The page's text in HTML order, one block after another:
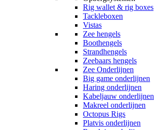
Rig wallet & rig boxes
Tackleboxen
Vistas
Zee hengels
Boothengels
Strandhengels
Zeebaars hengels
Zee Onderlijnen
Big game onderlijnen
Haring onderlijnen
Kabeljauw onderlijnen
Makreel onderlijnen
Octopus Rigs
Platvis onderlijnen